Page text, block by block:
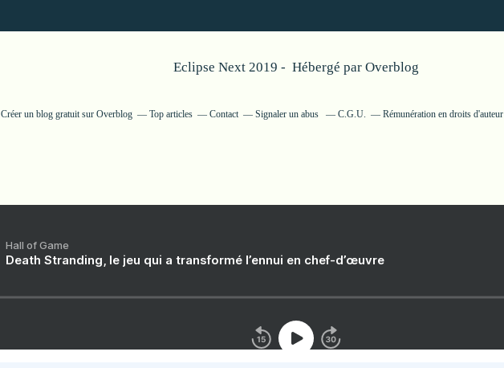
Eclipse Next 2019 - Hébergé par Overblog
Créer un blog gratuit sur Overblog Top articles Contact Signaler un abus C.G.U. Rémunération en droits d'auteur
Hall of Game
Death Stranding, le jeu qui a transformé l’ennui en chef-d’œuvre